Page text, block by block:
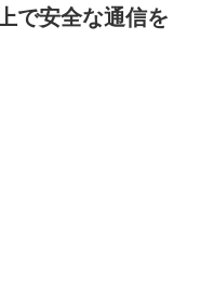
で安全な通信を